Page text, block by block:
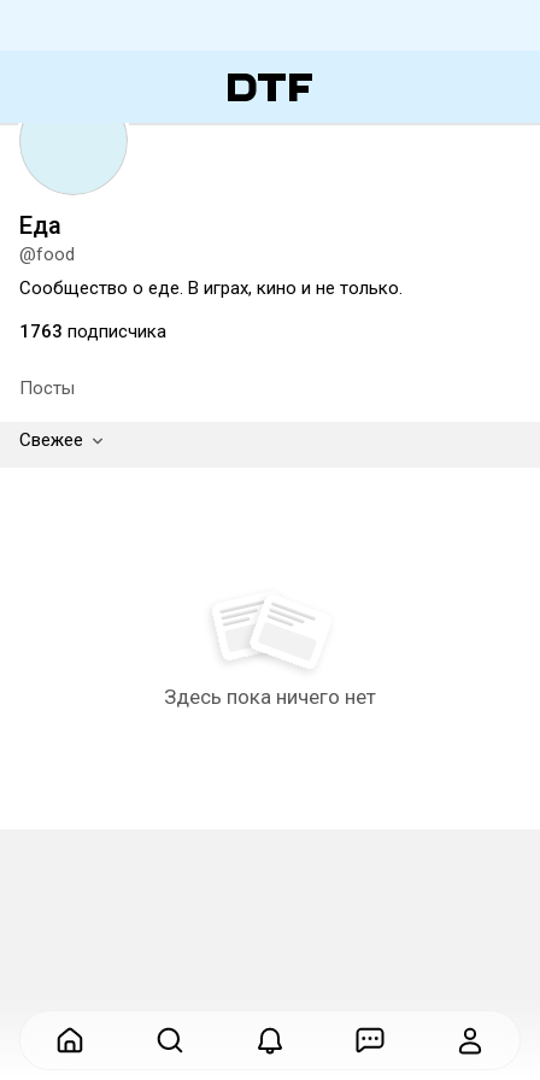
Еда
@food
Сообщество о еде. В играх, кино и не только.
1763 подписчика
Посты
Свежее
Здесь пока ничего нет